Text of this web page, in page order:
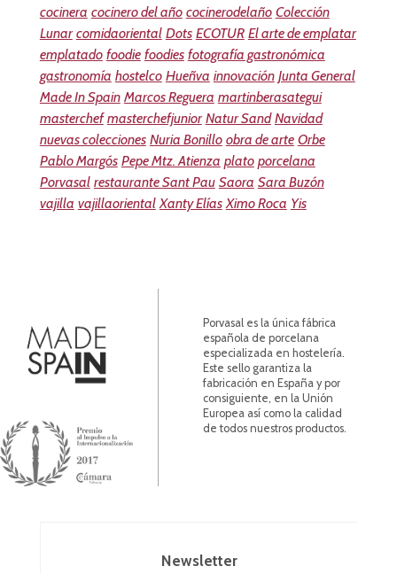
cocinera cocinero del año cocinerodelaño Colección
Lunar comidaoriental Dots ECOTUR El arte de emplatar
emplatado foodie foodies fotografía gastronómica
gastronomía hostelco Hueñva innovación Junta General
Made In Spain Marcos Reguera martinberasategui
masterchef masterchefjunior Natur Sand Navidad
nuevas colecciones Nuria Bonillo obra de arte Orbe
Pablo Margós Pepe Mtz. Atienza plato porcelana
Porvasal restaurante Sant Pau Saora Sara Buzón
vajilla vajillaoriental Xanty Elías Ximo Roca Yis
Porvasal es la única fábrica
española de porcelana
especializada en hostelería.
Este sello garantiza la
fabricación en España y por
consiguiente, en la Unión
Europea así como la calidad
de todos nuestros productos.
Newsletter